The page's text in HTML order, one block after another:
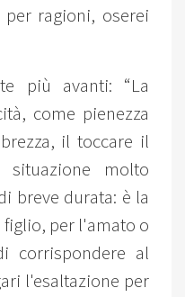
ragioni, oserei
più avanti: “La
come pienezza
il toccare il
molto
breve durata: è la
per l'amato o
corrispondere al
l'esaltazione per